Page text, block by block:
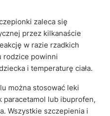
zaleca się
przez kilkanaście
w razie rzadkich
rodzice powinni
i temperaturę ciała.
można stosować leki
paracetamol lub ibuprofen,
Wszystkie szczepienia i